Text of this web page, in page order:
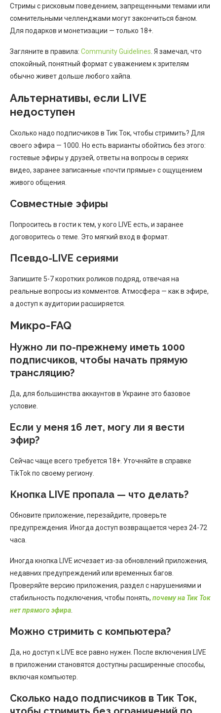
Стримы с рисковым поведением, запрещенными темами или
сомнительными челленджами могут закончиться баном.
Для подарков и монетизации — только 18+.
Загляните в правила: Community Guidelines . Я замечал, что
спокойный, понятный формат с уважением к зрителям
обычно живет дольше любого хайпа.
Альтернативы, если LIVE
недоступен
Сколько надо подписчиков в Тик Ток, чтобы стримить? Для
своего эфира — 1000. Но есть варианты обойтись без этого:
гостевые эфиры у друзей, ответы на вопросы в сериях
видео, заранее записанные «почти прямые» с ощущением
живого общения.
Совместные эфиры
Попроситесь в гости к тем, у кого LIVE есть, и заранее
договоритесь о теме. Это мягкий вход в формат.
Псевдо-LIVE сериями
Запишите 5-7 коротких роликов подряд, отвечая на
реальные вопросы из комментов. Атмосфера — как в эфире,
а доступ к аудитории расширяется.
Микро-FAQ
Нужно ли по-прежнему иметь 1000
подписчиков, чтобы начать прямую
трансляцию?
Да, для большинства аккаунтов в Украине это базовое
условие.
Если у меня 16 лет, могу ли я вести
эфир?
Сейчас чаще всего требуется 18+. Уточняйте в справке
TikTok по своему региону.
Кнопка LIVE пропала — что делать?
Обновите приложение, перезайдите, проверьте
предупреждения. Иногда доступ возвращается через 24-72
часа.
Иногда кнопка LIVE исчезает из-за обновлений приложения,
недавних предупреждений или временных багов.
Проверяйте версию приложения, раздел с нарушениями и
стабильность подключения, чтобы понять, почему на Тик Ток
нет прямого эфира
Можно стримить с компьютера?
Да, но доступ к LIVE все равно нужен. После включения LIVE
в приложении становятся доступны расширенные способы,
включая компьютер.
Сколько надо подписчиков в Тик Ток,